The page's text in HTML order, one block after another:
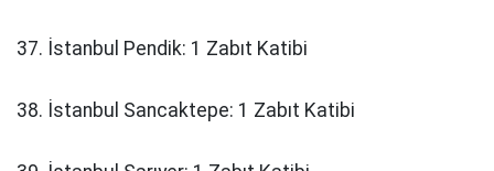
37. İstanbul Pendik: 1 Zabıt Katibi
38. İstanbul Sancaktepe: 1 Zabıt Katibi